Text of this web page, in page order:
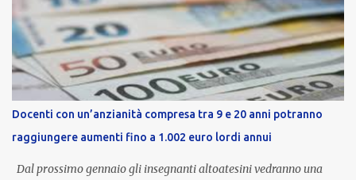
Docenti con un’anzianità compresa tra 9 e 20 anni potranno
raggiungere aumenti fino a 1.002 euro lordi annui
Dal prossimo gennaio gli insegnanti altoatesini vedranno una